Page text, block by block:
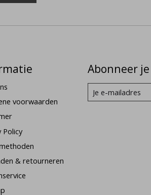
voorwaarden
Policy
& retourneren
Abonneer